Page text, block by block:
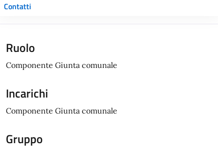
Contatti
Ruolo
Componente Giunta comunale
Incarichi
Componente Giunta comunale
Gruppo